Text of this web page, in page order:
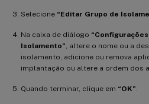
Selecione “Editar Grupo de
Na caixa de diálogo
Isolamento” , altere o nome ou a
isolamento, adicione ou remova
implantação ou altere a ordem dos
Quando terminar, clique em “OK”